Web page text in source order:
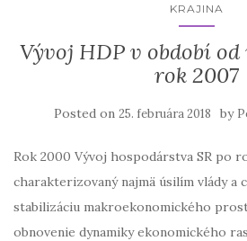
KRAJINA
Vývoj HDP v období
rok 2007
Posted on 25. februára 2018 by
Rok 2000 Vývoj hospodárstva SR po
charakterizovaný najmä úsilím vlády a
stabilizáciu makroekonomického
obnovenie dynamiky ekonomického